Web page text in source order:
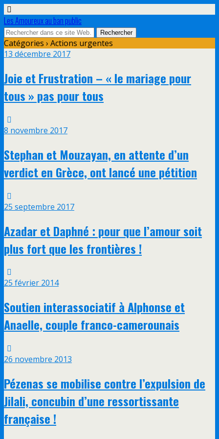
Les Amoureux au ban public
Catégories › Actions urgentes
13 décembre 2017
Joie et Frustration – « le mariage pour
tous » pas pour tous
8 novembre 2017
Stephan et Mouzayan, en attente d’un
verdict en Grèce, ont lancé une pétition
25 septembre 2017
Azadar et Daphné : pour que l’amour soit
plus fort que les frontières !
25 février 2014
Soutien interassociatif à Alphonse et
Anaelle, couple franco-camerounais
26 novembre 2013
Pézenas se mobilise contre l’expulsion de
Jilali, concubin d’une ressortissante
française !